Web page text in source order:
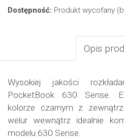
Dostępność: Produkt wycofany
Opis
Wysokiej jakości
PocketBook 630 Sense.
kolorze czarnym z
welur wewnątrz idealnie
modelu 630 Sense.